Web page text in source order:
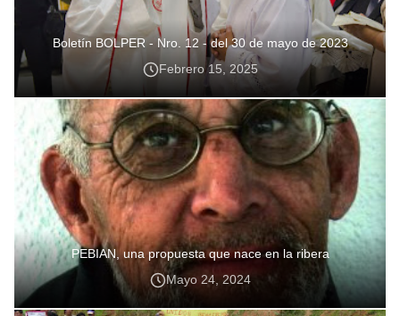
Boletín BOLPER - Nro. 12 - del 30 de mayo de 2023
Febrero 15, 2025
PEBIAN, una propuesta que nace en la ribera
Mayo 24, 2024